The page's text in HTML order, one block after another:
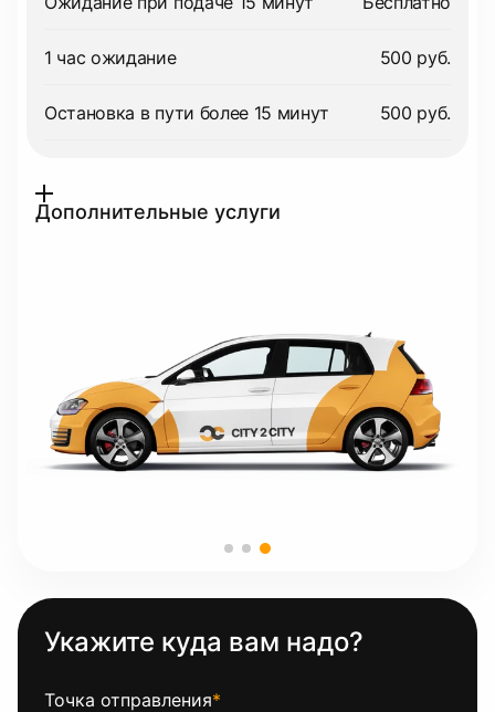
1 час ожидание 500 руб.
Остановка в пути более 15 минут 500 руб.
Дополнительные услуги
Укажите куда вам надо?
Точка отправления*